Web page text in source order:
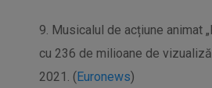
9. Musicalul de acțiune animat
cu 236 de milioane de
2021. (Euronews)